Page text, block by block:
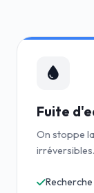
Fuite
On stoppe
irréversibles.